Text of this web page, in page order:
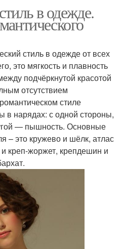
в одежде.
стиль в одежде от всех
это мягкость и плавность
подчёркнутой красотой
отсутствием
стиле
в нарядах: с одной стороны,
— пышность. Основные
– это кружево и шёлк, атлас
креп-жоржет, крепдешин и